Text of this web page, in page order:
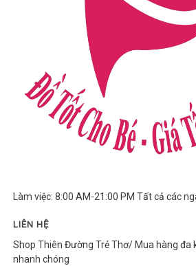
Làm việc: 8:00 AM-21:00 PM Tất cả các
LIÊN HỆ
Shop Thiên Đường Trẻ Thơ/ Mua hàng đa
nhanh chóng